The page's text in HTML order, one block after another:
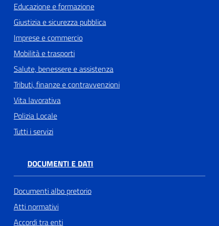
Educazione e formazione
Giustizia e sicurezza pubblica
Imprese e commercio
Mobilità e trasporti
Salute, benessere e assistenza
Tributi, finanze e contravvenzioni
Vita lavorativa
Polizia Locale
Tutti i servizi
DOCUMENTI E DATI
Documenti albo pretorio
Atti normativi
Accordi tra enti